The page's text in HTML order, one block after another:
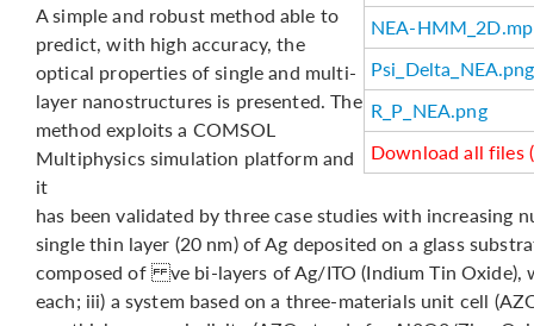
NEA-
Psi_Delta_NEA.png
R_P_NEA.png
Download all files
A simple and robust method able to
predict, with high accuracy, the
optical properties of single and multi-
layer nanostructures is presented. The
method exploits a COMSOL
Multiphysics simulation platform and
it
has been validated by three case studies with increasing
single thin layer (20 nm) of Ag deposited on a glass
composed of ve bi-layers of Ag/ITO (Indium Tin Oxide),
each; iii) a system based on a three-materials unit cell